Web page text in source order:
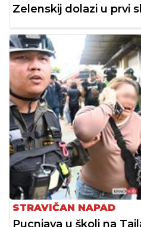
Zelenskij dolazi u prvi
STRAVIČAN NAPAD
Pucnjava u školi na